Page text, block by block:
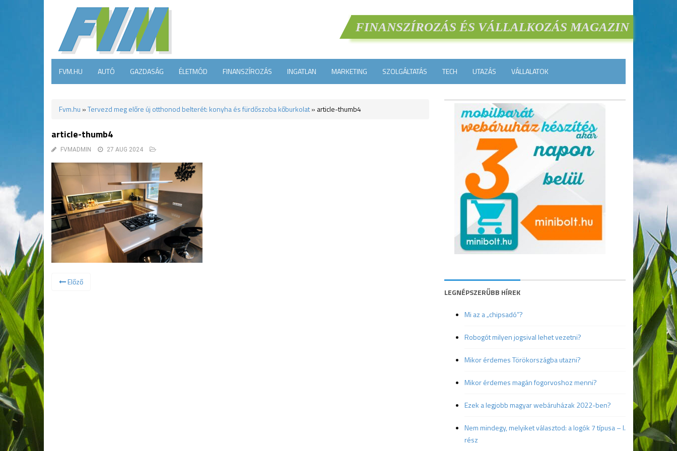
FINANSZÍROZÁS ÉS VÁLLALKOZÁS MAGAZIN
FVM.HU AUTÓ GAZDASÁG ÉLETMÓD FINANSZÍROZÁS INGATLAN MARKETING SZOLGÁLTATÁS TECH UTAZÁS VÁLLALATOK
Fvm.hu »Tervezd meg előre új otthonod belterét: konyha és fürdőszoba kőburkolat» article-thumb4
article-thumb4
FVMADMIN 27 AUG 2024
Előző
LEGNÉPSZERŰBB HÍREK
Mi az a „chipsadó”?
Robogót milyen jogsival lehet vezetni?
Mikor érdemes Törökországba utazni?
Mikor érdemes magán fogorvoshoz menni?
Ezek a legjobb magyar webáruházak 2022-ben?
Nem mindegy, melyiket választod: a logók 7 típusa – I.
rész